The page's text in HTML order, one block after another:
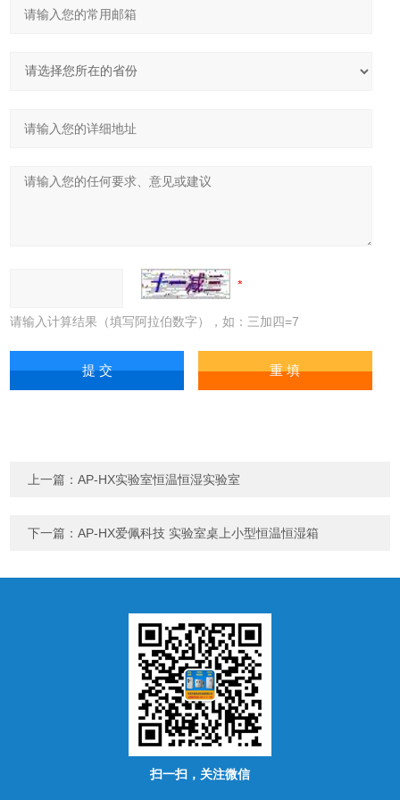
请输入计算结果（填写阿拉伯数字），如：三加四=7
上一篇：AP-HX实验室恒温恒湿实验室
下一篇：AP-HX爱佩科技 实验室桌上小型恒温恒湿箱
扫一扫，关注微信